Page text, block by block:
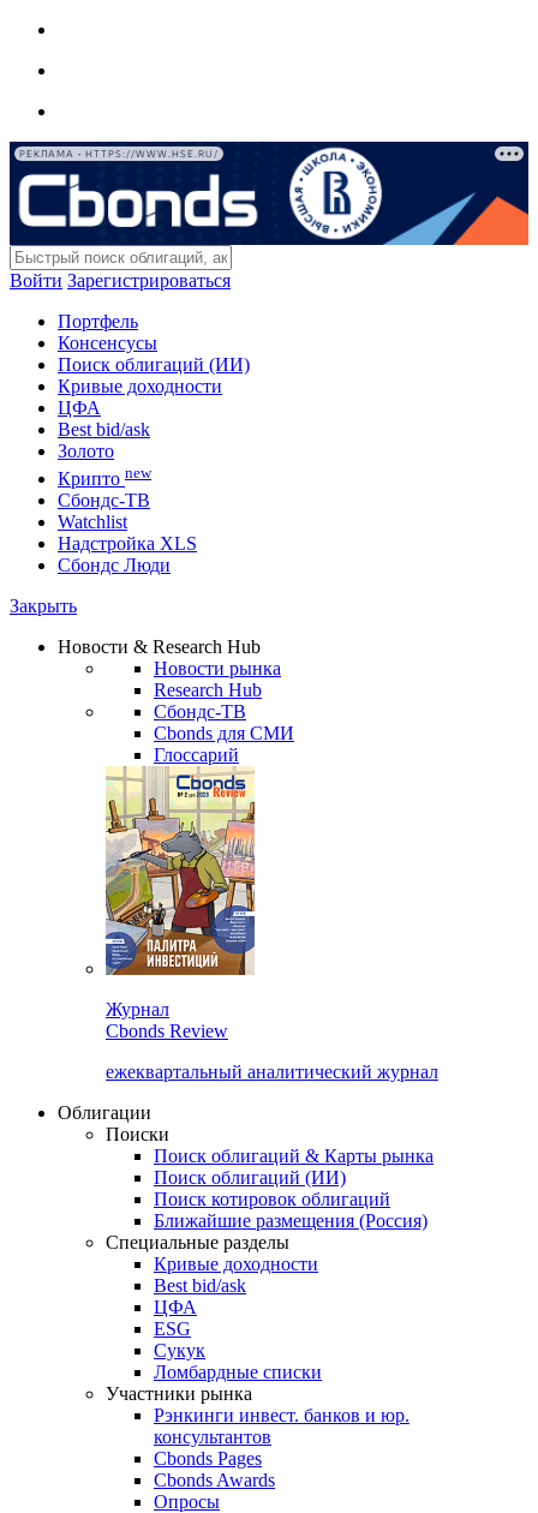
РЕКЛАМА • HTTPS://WWW.HSE.RU/
Войти Зарегистрироваться
Портфель
Консенсусы
Поиск облигаций (ИИ)
Кривые доходности
ЦФА
Best bid/ask
Золото
Крипто new
Сбондс-ТВ
Watchlist
Надстройка XLS
Сбондс Люди
Закрыть
Новости & Research Hub
Новости рынка
Research Hub
Сбондс-ТВ
Cbonds для СМИ
Глоссарий
Журнал
Cbonds Review
ежеквартальный аналитический журнал
Облигации
Поиски
Поиск облигаций & Карты рынка
Поиск облигаций (ИИ)
Поиск котировок облигаций
Ближайшие размещения (Россия)
Специальные разделы
Кривые доходности
Best bid/ask
ЦФА
ESG
Сукук
Ломбардные списки
Участники рынка
Рэнкинги инвест. банков и юр.
консультантов
Cbonds Pages
Cbonds Awards
Опросы